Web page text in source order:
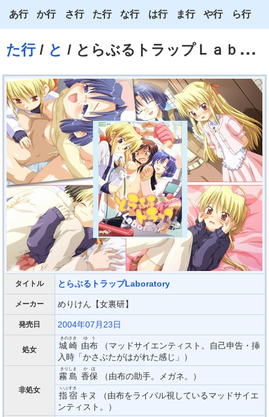
た行/ と / とらぶるトラップＬａｂｏｒａｔｏｒｙ
あ行
い
う
え
お
か行
き
く
け
こ
さ行
し
す
せ
そ
た行
ち
つ
て
と
な行
に
ぬ
ね
の
は行
ひ
ふ
へ
ほ
ま行
み
む
め
も
や行
ゆ
よ
わ
ら行
り
る
ろ
タイトル とらぶるトラップLaboratory
メーカー めりけん【女裏研】
発売日 2004年07月23日
処女 城崎
きのさき
由布
ゆう
（マッドサイエンティスト。自己申告・挿
入時「かさぶたがはがれた感じ」）
非処女
霧島
きりしま
香保
かほ
（由布の助手。メガネ。）
指宿
いぶすき
キヌ （由布をライバル視しているマッドサイエ
ンティスト。）